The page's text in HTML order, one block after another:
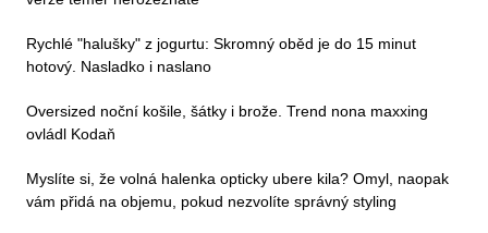
Rychlé "halušky" z jogurtu: Skromný oběd je do 15 minut
hotový. Nasladko i naslano
Oversized noční košile, šátky i brože. Trend nona maxxing
ovládl Kodaň
Myslíte si, že volná halenka opticky ubere kila? Omyl, naopak
vám přidá na objemu, pokud nezvolíte správný styling